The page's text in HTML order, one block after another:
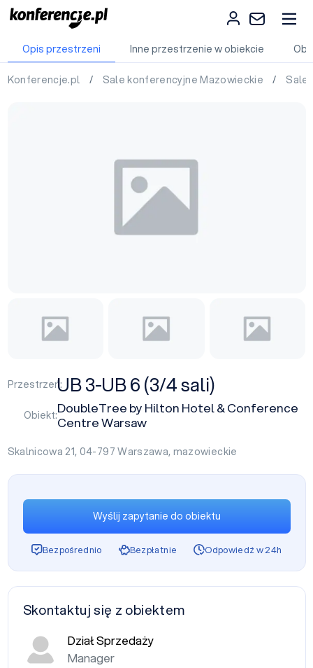
Opis przestrzeni Inne przestrzenie w obiekcie
Konferencje.pl / Sale konferencyjne Mazowieckie / Sale
Przestrzeń:UB 3-UB 6 (3/4 sali)
Obiekt:DoubleTree by Hilton Hotel & Conference
Centre Warsaw
Skalnicowa 21, 04-797Warszawa, mazowieckie
Wyślij zapytanie do obiektu
Bezpośrednio Bezpłatnie Odpowiedź w 24h
Skontaktuj się z obiektem
Dział Sprzedaży
Manager